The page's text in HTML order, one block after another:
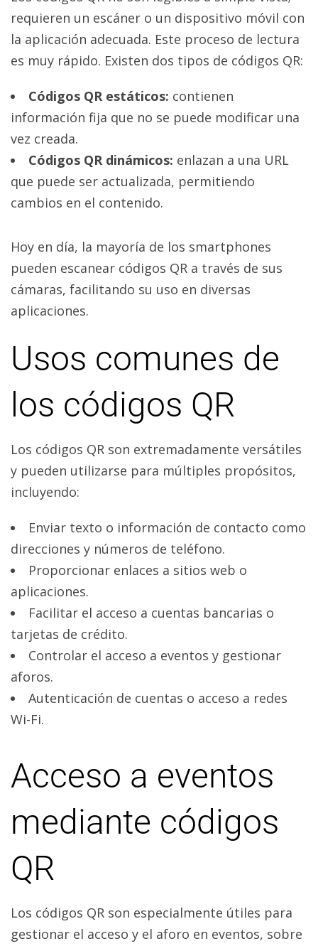
requieren un escáner o un dispositivo móvil con
la aplicación adecuada. Este proceso de lectura
es muy rápido. Existen dos tipos de códigos QR:
Códigos QR estáticos: contienen
información fija que no se puede modificar una
vez creada.
Códigos QR dinámicos: enlazan a una URL
que puede ser actualizada, permitiendo
cambios en el contenido.
Hoy en día, la mayoría de los smartphones
pueden escanear códigos QR a través de sus
cámaras, facilitando su uso en diversas
aplicaciones.
Usos comunes de
los códigos QR
Los códigos QR son extremadamente versátiles
y pueden utilizarse para múltiples propósitos,
incluyendo:
Enviar texto o información de contacto como
direcciones y números de teléfono.
Proporcionar enlaces a sitios web o
aplicaciones.
Facilitar el acceso a cuentas bancarias o
tarjetas de crédito.
Controlar el acceso a eventos y gestionar
aforos.
Autenticación de cuentas o acceso a redes
Wi-Fi.
Acceso a eventos
mediante códigos
QR
Los códigos QR son especialmente útiles para
gestionar el acceso y el aforo en eventos, sobre